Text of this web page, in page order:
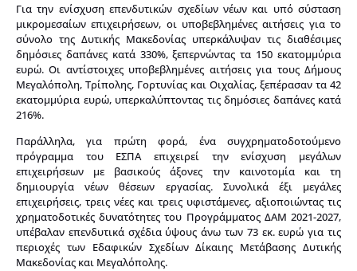
Για την ενίσχυση επενδυτικών σχεδίων νέων και υπό σύσταση
μικρομεσαίων επιχειρήσεων, οι υποβεβλημένες αιτήσεις για το
σύνολο της Δυτικής Μακεδονίας υπερκάλυψαν τις διαθέσιμες
δημόσιες δαπάνες κατά 330%, ξεπερνώντας τα 150 εκατομμύρια
ευρώ. Οι αντίστοιχες υποβεβλημένες αιτήσεις για τους Δήμους
Μεγαλόπολη, Τρίπολης, Γορτυνίας και Οιχαλίας, ξεπέρασαν τα 42
εκατομμύρια ευρώ, υπερκαλύπτοντας τις δημόσιες δαπάνες κατά
216%.
Παράλληλα, για πρώτη φορά, ένα συγχρηματοδοτούμενο
πρόγραμμα του ΕΣΠΑ επιχειρεί την ενίσχυση μεγάλων
επιχειρήσεων με βασικούς άξονες την καινοτομία και τη
δημιουργία νέων θέσεων εργασίας. Συνολικά έξι μεγάλες
επιχειρήσεις, τρεις νέες και τρεις υφιστάμενες, αξιοποιώντας τις
χρηματοδοτικές δυνατότητες του Προγράμματος ΔΑΜ 2021-2027,
υπέβαλαν επενδυτικά σχέδια ύψους άνω των 73 εκ. ευρώ για τις
περιοχές των Εδαφικών Σχεδίων Δίκαιης Μετάβασης Δυτικής
Μακεδονίας και Μεγαλόπολης.